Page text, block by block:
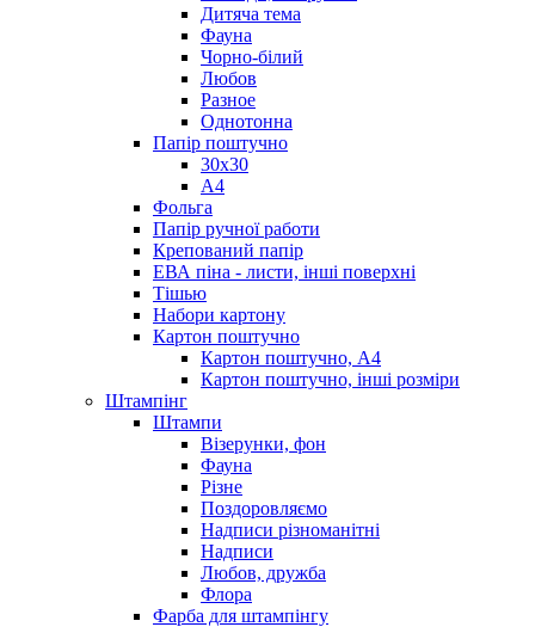
Дитяча тема
Фауна
Чорно-білий
Любов
Разное
Однотонна
Папір поштучно
30х30
А4
Фольга
Папір ручної работи
Крепований папір
ЕВА піна - листи, інші поверхні
Тішью
Набори картону
Картон поштучно
Картон поштучно, А4
Картон поштучно, інші розміри
Штампінг
Штампи
Візерунки, фон
Фауна
Різне
Поздоровляємо
Надписи різноманітні
Надписи
Любов, дружба
Флора
Фарба для штампінгу